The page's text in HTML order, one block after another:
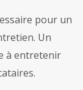
pour un
Un
à entretenir